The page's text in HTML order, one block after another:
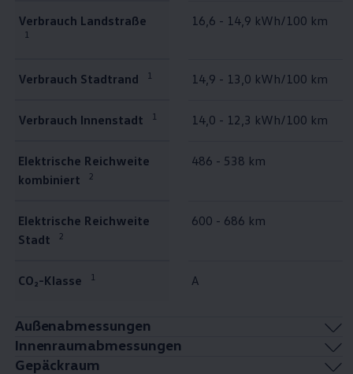
Verbrauch Landstraße
1
16,6 - 14,9 kWh/100 km
Verbrauch Stadtrand 1 14,9 - 13,0 kWh/100 km
Verbrauch Innenstadt 1 14,0 - 12,3 kWh/100 km
Elektrische Reichweite
kombiniert
2
486 - 538 km
Elektrische Reichweite
Stadt
2
600 - 686 km
CO₂-Klasse 1 A
Außenabmessungen
Innenraumabmessungen
Gepäckraum